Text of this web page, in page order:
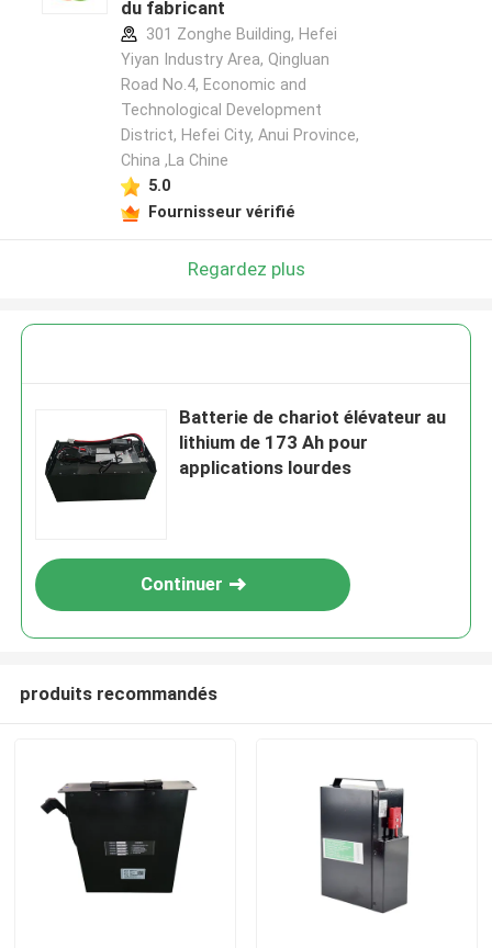
Maison
du fabricant
301 Zonghe Building, Hefei
Yiyan Industry Area, Qingluan
Road No.4, Economic and
Technological Development
District, Hefei City, Anui Province,
China ,La Chine
5.0
Fournisseur vérifié
Regardez plus
Batterie de chariot élévateur au
lithium de 173 Ah pour
applications lourdes
Continuer
produits recommandés